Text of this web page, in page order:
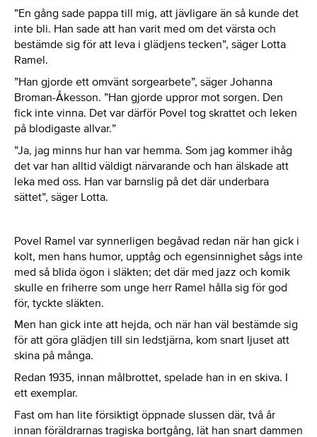
”En gång sade pappa till mig, att jävligare än så kunde det
inte bli. Han sade att han varit med om det värsta och
bestämde sig för att leva i glädjens tecken”, säger Lotta
Ramel.
”Han gjorde ett omvänt sorgearbete”, säger Johanna
Broman-Åkesson. ”Han gjorde uppror mot sorgen. Den
fick inte vinna. Det var därför Povel tog skrattet och leken
på blodigaste allvar.”
”Ja, jag minns hur han var hemma. Som jag kommer ihåg
det var han alltid väldigt närvarande och han älskade att
leka med oss. Han var barnslig på det där underbara
sättet”, säger Lotta.
Povel Ramel var synnerligen begåvad redan när han gick i
kolt, men hans humor, upptåg och egensinnighet sågs inte
med så blida ögon i släkten; det där med jazz och komik
skulle en friherre som unge herr Ramel hålla sig för god
för, tyckte släkten.
Men han gick inte att hejda, och när han väl bestämde sig
för att göra glädjen till sin ledstjärna, kom snart ljuset att
skina på många.
Redan 1935, innan målbrottet, spelade han in en skiva. I
ett exemplar.
Fast om han lite försiktigt öppnade slussen där, två år
innan föräldrarnas tragiska bortgång, lät han snart dammen